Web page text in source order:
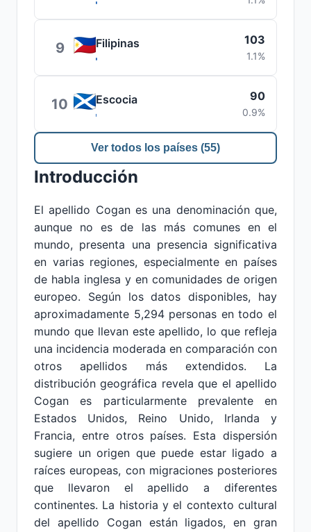
9 Filipinas 103
1.1%
10 Escocia 90
0.9%
Ver todos los países (55)
Introducción
El apellido Cogan es una denominación que,
aunque no es de las más comunes en el
mundo, presenta una presencia significativa
en varias regiones, especialmente en países
de habla inglesa y en comunidades de origen
europeo. Según los datos disponibles, hay
aproximadamente 5,294 personas en todo el
mundo que llevan este apellido, lo que refleja
una incidencia moderada en comparación con
otros apellidos más extendidos. La
distribución geográfica revela que el apellido
Cogan es particularmente prevalente en
Estados Unidos, Reino Unido, Irlanda y
Francia, entre otros países. Esta dispersión
sugiere un origen que puede estar ligado a
raíces europeas, con migraciones posteriores
que llevaron el apellido a diferentes
continentes. La historia y el contexto cultural
del apellido Cogan están ligados, en gran